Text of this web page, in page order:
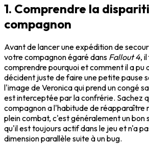
1. Comprendre la
compagnon
Avant de lancer une expédition de
votre compagnon égaré dans Fallout 4,
comprendre pourquoi et comment il a pu
décident juste de faire une petite pause
l'image de Veronica qui prend un congé
est interceptée par la confrérie. Sachez
compagnon a l'habitude de réapparaître
plein combat, c'est généralement un bon
qu'il est toujours actif dans le jeu et n'a
dimension parallèle suite à un bug.